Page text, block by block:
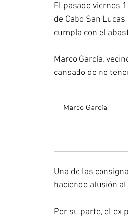
El pasado viernes
de Cabo San
cumpla con el
Marco García,
cansado de no
Marco García
Una de las
haciendo alusión
Por su parte, el ex